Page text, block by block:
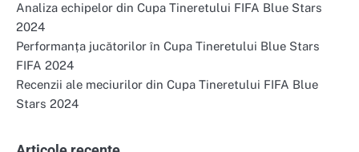
Analiza echipelor din Cupa Tineretului FIFA Blue Stars
2024
Performanța jucătorilor în Cupa Tineretului Blue Stars
FIFA 2024
Recenzii ale meciurilor din Cupa Tineretului FIFA Blue
Stars 2024